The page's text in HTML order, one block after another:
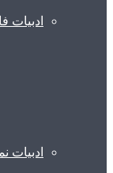
ادبیات
ادبیات